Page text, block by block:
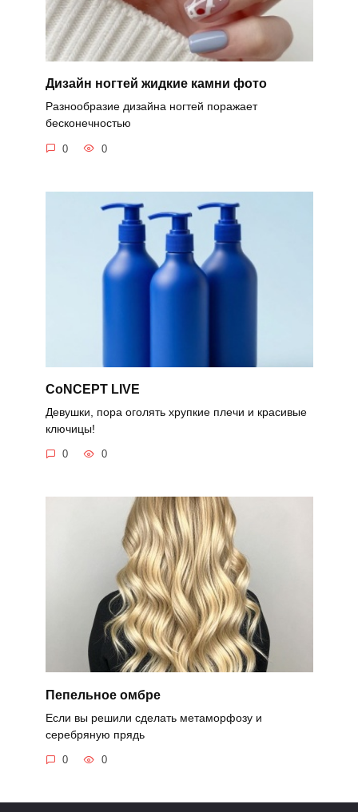
Дизайн ногтей жидкие камни фото
Разнообразие дизайна ногтей поражает
бесконечностью
0 0
CoNCEPT LIVE
Девушки, пора оголять хрупкие плечи и красивые
ключицы!
0 0
Пепельное омбре
Если вы решили сделать метаморфозу и
серебряную прядь
0 0